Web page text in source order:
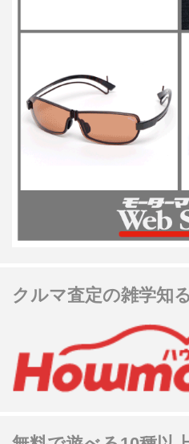
クルマ査定の雑学知